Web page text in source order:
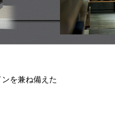
を兼ね備えた